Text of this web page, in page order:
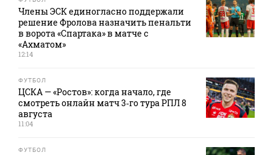
Члены ЭСК единогласно поддержали
решение Фролова назначить пенальти
в ворота «Спартака» в матче с
«Ахматом»
12:14
ФУТБОЛ
ЦСКА — «Ростов»: когда начало, где
смотреть онлайн матч 3‑го тура РПЛ 8
августа
11:04
ФУТБОЛ